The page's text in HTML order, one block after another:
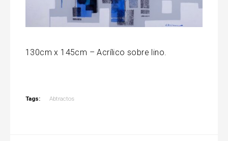
130cm x 145cm – Acrílico sobre lino.
Tags: Abtractos